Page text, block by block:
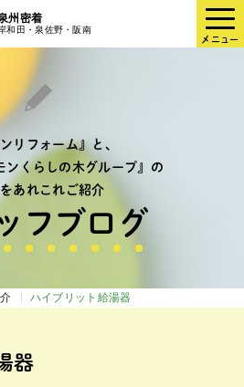
州密着
和田・泉佐野・阪南
メニュー
リフォーム』と、
ンくらしの木グループ』の
あれこれご紹介
フブログ
ハイブリット給湯器
器